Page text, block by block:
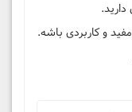
و کاربردی باشه.